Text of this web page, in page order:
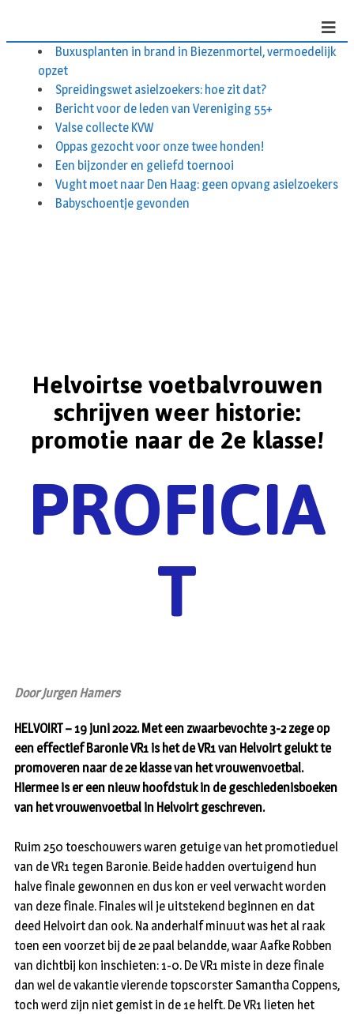
Buxusplanten in brand in Biezenmortel, vermoedelijk
opzet
Spreidingswet asielzoekers: hoe zit dat?
Bericht voor de leden van Vereniging 55+
Valse collecte KVW
Oppas gezocht voor onze twee honden!
Een bijzonder en geliefd toernooi
Vught moet naar Den Haag: geen opvang asielzoekers
Babyschoentje gevonden
Helvoirtse voetbalvrouwen
schrijven weer historie:
promotie naar de 2e klasse!
PROFICIA
T
Door Jurgen Hamers
HELVOIRT – 19 juni 2022. Met een zwaarbevochte 3-2 zege op
een effectief Baronie VR1 is het de VR1 van Helvoirt gelukt te
promoveren naar de 2e klasse van het vrouwenvoetbal.
Hiermee is er een nieuw hoofdstuk in de geschiedenisboeken
van het vrouwenvoetbal in Helvoirt geschreven.
Ruim 250 toeschouwers waren getuige van het promotieduel
van de VR1 tegen Baronie. Beide hadden overtuigend hun
halve finale gewonnen en dus kon er veel verwacht worden
van deze finale. Finales wil je uitstekend beginnen en dat
deed Helvoirt dan ook. Na anderhalf minuut was het al raak
toen een voorzet bij de 2e paal belandde, waar Aafke Robben
van dichtbij kon inschieten: 1-0. De VR1 miste in deze finale
dan wel de vakantie vierende topscorster Samantha Coppens,
toch werd zijn niet gemist in de 1e helft. De VR1 lieten het